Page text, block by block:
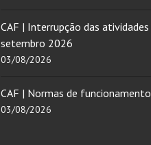
CAF | Interrupção das
setembro 2026
03/08/2026
CAF | Normas de
03/08/2026